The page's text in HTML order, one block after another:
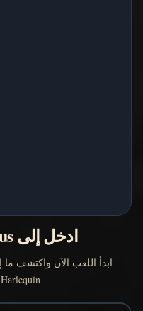
ادخل إلى The Freak Circus
Harlequin أو السيرك نفسه.